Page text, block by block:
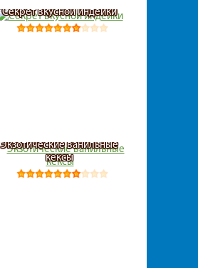
Секрет вкусной индейки
Экзотические ванильные
кексы